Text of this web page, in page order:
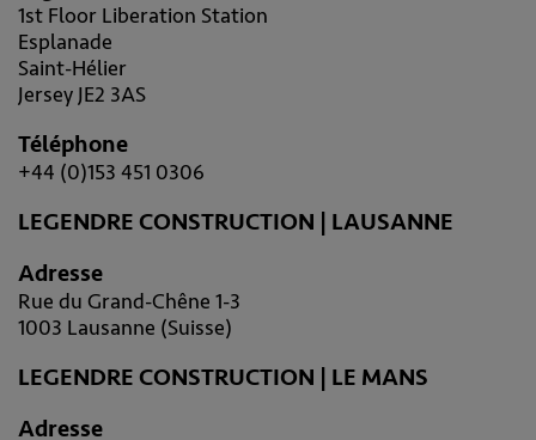
1st Floor Liberation Station
Esplanade
Saint-Hélier
Jersey JE2 3AS
Téléphone
+44 (0)153 451 0306
LEGENDRE CONSTRUCTION | LAUSANNE
Adresse
Rue du Grand-Chêne 1-3
1003 Lausanne (Suisse)
LEGENDRE CONSTRUCTION | LE MANS
Adresse